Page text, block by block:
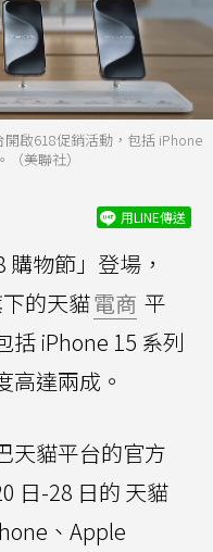
啟618促銷活動，包括 iPhone
美聯社）
用LINE傳送
物節」登場，
的天貓電商 平
括 iPhone 15 系列
高達兩成。
天貓平台的官方
日-28 日的 天貓
、Apple